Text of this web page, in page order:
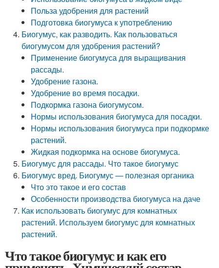
Польза удобрения для растений
Подготовка биогумуса к употреблению
Биогумус, как разводить. Как пользоваться
биогумусом для удобрения растений?
Применение биогумуса для выращивания
рассады.
Удобрение газона.
Удобрение во время посадки.
Подкормка газона биогумусом.
Нормы использования биогумуса для посадки.
Нормы использования биогумуса при подкормке
растений.
Жидкая подкормка на основе биогумуса.
Биогумус для рассады. Что такое биогумус
Биогумус вред. Биогумус — полезная органика
Что это такое и его состав
Особенности производства биогумуса на даче
Как использовать биогумус для комнатных
растений. Используем биогумус для комнатных
растений.
Что такое биогумус и как его